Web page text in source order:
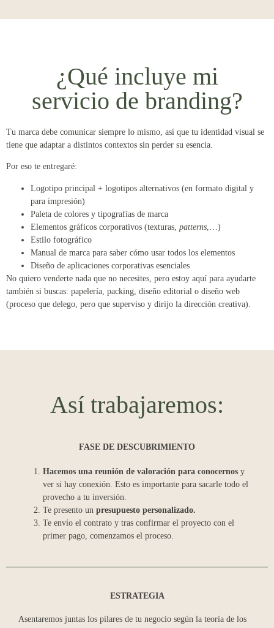
¿Qué incluye mi
servicio de branding?
Tu marca debe comunicar siempre lo mismo, así que tu identidad visual se
tiene que adaptar a distintos contextos sin perder su esencia.
Por eso te entregaré:
Logotipo principal + logotipos alternativos (en formato digital y
para impresión)
Paleta de colores y tipografías de marca
Elementos gráficos corporativos (texturas, patterns ,…)
Estilo fotográfico
Manual de marca para saber cómo usar todos los elementos
Diseño de aplicaciones corporativas esenciales
No quiero venderte nada que no necesites, pero estoy aquí para ayudarte
también si buscas: papelería, packing, diseño editorial o diseño web
(proceso que delego, pero que superviso y dirijo la dirección creativa).
Así trabajaremos:
FASE DE DESCUBRIMIENTO
Hacemos una reunión de valoración para conocernos y
ver si hay conexión. Esto es importante para sacarle todo el
provecho a tu inversión.
Te presento un presupuesto personalizado.
Te envío el contrato y tras confirmar el proyecto con el
primer pago, comenzamos el proceso.
ESTRATEGIA
Asentaremos juntas los pilares de tu negocio según la teoría de los